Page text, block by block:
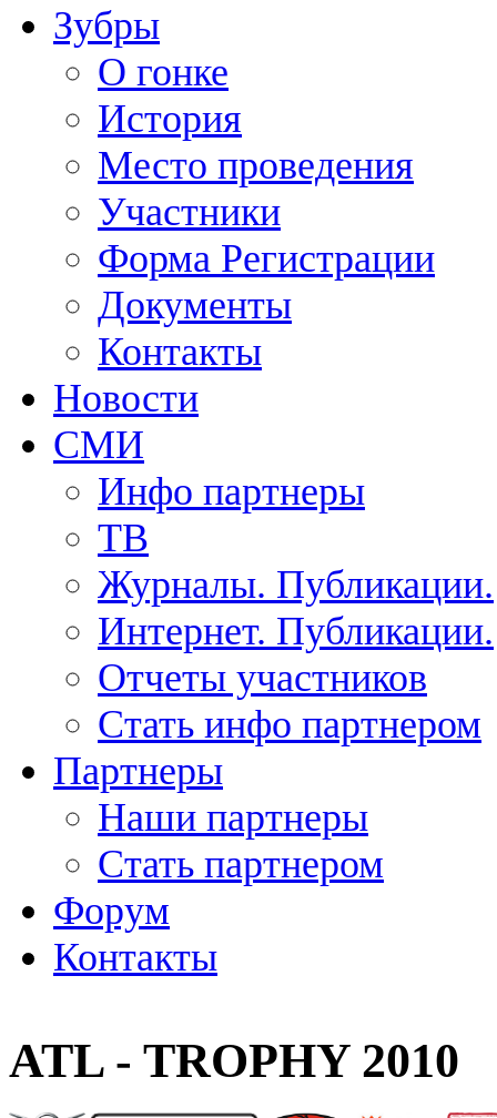
Зубры
О гонке
История
Место проведения
Участники
Форма Регистрации
Документы
Контакты
Новости
СМИ
Инфо партнеры
ТВ
Журналы. Публикации.
Интернет. Публикации.
Отчеты участников
Стать инфо партнером
Партнеры
Наши партнеры
Стать партнером
Форум
Контакты
ATL - TROPHY 2010